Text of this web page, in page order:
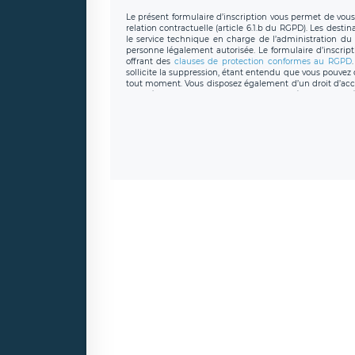
Le présent formulaire d’inscription vous permet de
relation contractuelle (article 6.1.b du RGPD). Les
le service technique en charge de l’administration
personne légalement autorisée. Le formulaire
offrant des clauses de protection conformes au RGPD
sollicite la suppression, étant entendu que vous
tout moment. Vous disposez également d’un droit
caractère personnel, ainsi que d’un droit à la